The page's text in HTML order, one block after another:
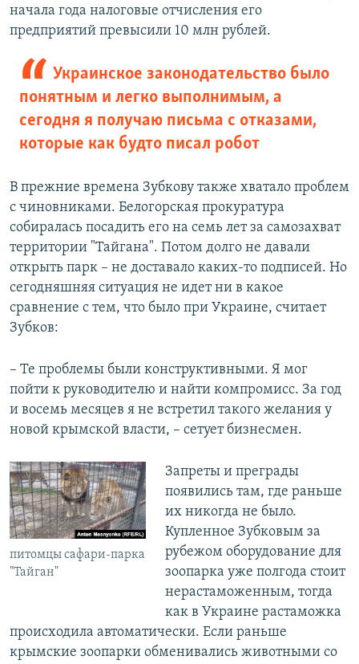
начала года налоговые отчисления его
предприятий превысили 10 млн рублей.
Украинское законодательство было
понятным и легко выполнимым, а
сегодня я получаю письма с отказами,
которые как будто писал робот
В прежние времена Зубкову также хватало проблем
с чиновниками. Белогорская прокуратура
собиралась посадить его на семь лет за самозахват
территории "Тайгана". Потом долго не давали
открыть парк – не доставало каких-то подписей. Но
сегодняшняя ситуация не идет ни в какое
сравнение с тем, что было при Украине, считает
Зубков:
– Те проблемы были конструктивными. Я мог
пойти к руководителю и найти компромисс. За год
и восемь месяцев я не встретил такого желания у
новой крымской власти, – сетует бизнесмен.
питомцы сафари-парка
"Тайган"
Запреты и преграды
появились там, где раньше
их никогда не было.
Купленное Зубковым за
рубежом оборудование для
зоопарка уже полгода стоит
нерастаможенным, тогда
как в Украине растаможка
происходила автоматически. Если раньше
крымские зоопарки обменивались животными со